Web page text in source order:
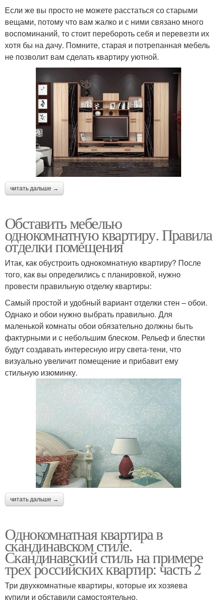
Если же вы просто не можете расстаться со старыми
вещами, потому что вам жалко и с ними связано много
воспоминаний, то стоит перебороть себя и перевезти их
хотя бы на дачу. Помните, старая и потрепанная мебель
не позволит вам сделать квартиру уютной.
читать дальше →
Обставить мебелью
однокомнатную квартиру. Правила
отделки помещения
Итак, как обустроить однокомнатную квартиру? После
того, как вы определились с планировкой, нужно
провести правильную отделку квартиры:
Самый простой и удобный вариант отделки стен – обои.
Однако и обои нужно выбрать правильно. Для
маленькой комнаты обои обязательно должны быть
фактурными и с небольшим блеском. Рельеф и блестки
будут создавать интересную игру света-тени, что
визуально увеличит помещение и прибавит ему
стильную изюминку.
читать дальше →
Однокомнатная квартира в
скандинавском стиле.
Скандинавский стиль на примере
трех российских квартир: часть 2
Три двухкомнатные квартиры, которые их хозяева
купили и обставили самостоятельно.